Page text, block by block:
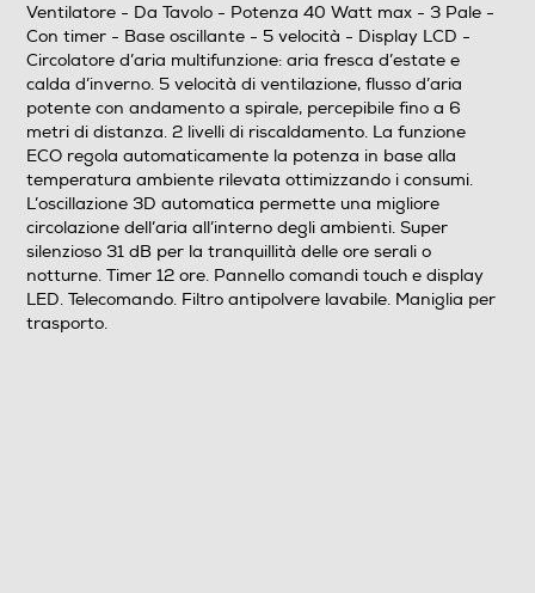
Circolatore d’aria multifunzione: aria fresca d’estate e
calda d’inverno. 5 velocità di ventilazione, flusso d’aria
potente con andamento a spirale, percepibile fino a 6
metri di distanza. 2 livelli di riscaldamento. La funzione
ECO regola automaticamente la potenza in base alla
temperatura ambiente rilevata ottimizzando i consumi.
L’oscillazione 3D automatica permette una migliore
circolazione dell’aria all’interno degli ambienti. Super
silenzioso 31 dB per la tranquillità delle ore serali o
notturne. Timer 12 ore. Pannello comandi touch e
display LED. Telecomando. Filtro antipolvere lavabile.
Maniglia per trasporto.
Ventilatore - Da Tavolo - Potenza 40 Watt max - 3 Pale -
Con timer - Base oscillante - 5 velocità - Display LCD -
Circolatore d’aria multifunzione: aria fresca d’estate e
calda d’inverno. 5 velocità di ventilazione, flusso d’aria
potente con andamento a spirale, percepibile fino a 6
metri di distanza. 2 livelli di riscaldamento. La funzione
ECO regola automaticamente la potenza in base alla
temperatura ambiente rilevata ottimizzando i consumi.
L’oscillazione 3D automatica permette una migliore
circolazione dell’aria all’interno degli ambienti. Super
silenzioso 31 dB per la tranquillità delle ore serali o
notturne. Timer 12 ore. Pannello comandi touch e display
LED. Telecomando. Filtro antipolvere lavabile. Maniglia per
trasporto.